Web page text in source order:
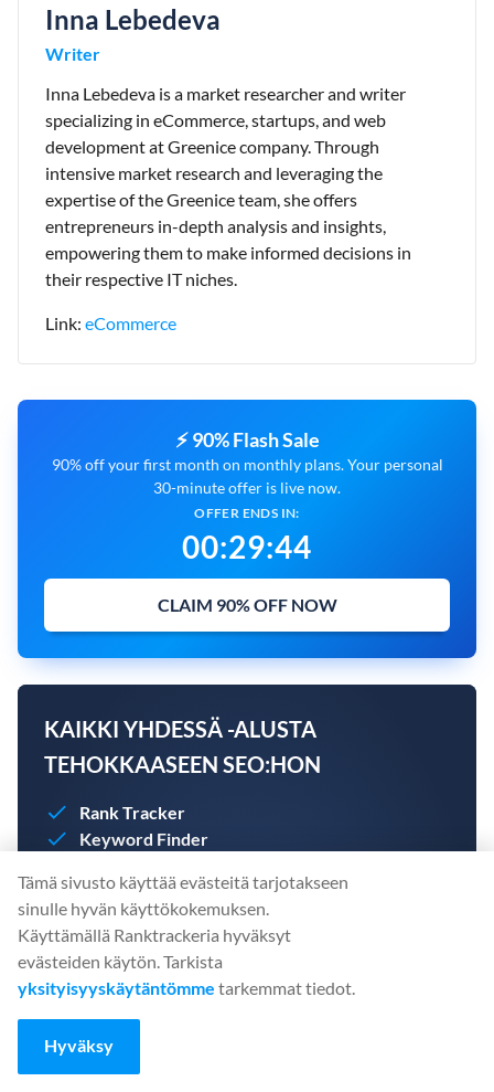
Inna Lebedeva
Writer
Inna Lebedeva is a market researcher and writer
specializing in eCommerce, startups, and web
development at Greenice company. Through
intensive market research and leveraging the
expertise of the Greenice team, she offers
entrepreneurs in-depth analysis and insights,
empowering them to make informed decisions in
their respective IT niches.
Link: eCommerce
⚡ 90% Flash Sale
90% off your first month on monthly plans. Your personal
30-minute offer is live now.
OFFER ENDS IN:
00:29:43
CLAIM 90% OFF NOW
KAIKKI YHDESSÄ -ALUSTA
TEHOKKAASEEN SEO:HON
Rank Tracker
Keyword Finder
Backlink Checker
Backlink Monitor
Website Audit
AI Article Writer
Luo tilisi tänään. Luottokorttia ei tarvita.
Tämä sivusto käyttää evästeitä tarjotakseen
sinulle hyvän käyttökokemuksen.
Käyttämällä Ranktrackeria hyväksyt
evästeiden käytön. Tarkista
yksityisyyskäytäntömme tarkemmat tiedot.
Hyväksy